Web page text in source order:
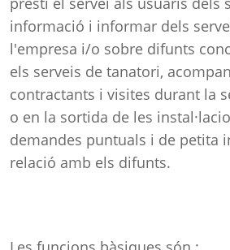
informació i informar dels
l'empresa i/o sobre difunts
els serveis de tanatori,
contractants i visites durant la
o en la sortida de les
demandes puntuals i de petita
relació amb els difunts.